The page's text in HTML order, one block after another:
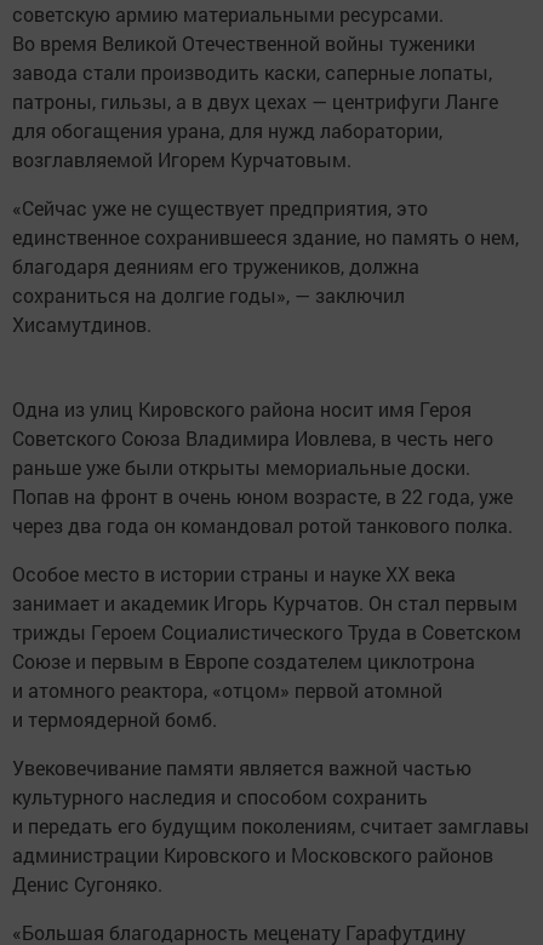
советскую армию материальными ресурсами.
Во время Великой Отечественной войны туженики
завода стали производить каски, саперные лопаты,
патроны, гильзы, а в двух цехах — центрифуги Ланге
для обогащения урана, для нужд лаборатории,
возглавляемой Игорем Курчатовым.
«Сейчас уже не существует предприятия, это
единственное сохранившееся здание, но память о нем,
благодаря деяниям его тружеников, должна
сохраниться на долгие годы», — заключил
Хисамутдинов.
Одна из улиц Кировского района носит имя Героя
Советского Союза Владимира Иовлева, в честь него
раньше уже были открыты мемориальные доски.
Попав на фронт в очень юном возрасте, в 22 года, уже
через два года он командовал ротой танкового полка.
Особое место в истории страны и науке ХХ века
занимает и академик Игорь Курчатов. Он стал первым
трижды Героем Социалистического Труда в Советском
Союзе и первым в Европе создателем циклотрона
и атомного реактора, «отцом» первой атомной
и термоядерной бомб.
Увековечивание памяти является важной частью
культурного наследия и способом сохранить
и передать его будущим поколениям, считает замглавы
администрации Кировского и Московского районов
Денис Сугоняко.
«Большая благодарность меценату Гарафутдину